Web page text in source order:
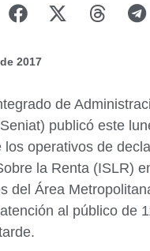
2017
de
publicó este
los operativos de
la Renta (ISLR)
del Área
al público de